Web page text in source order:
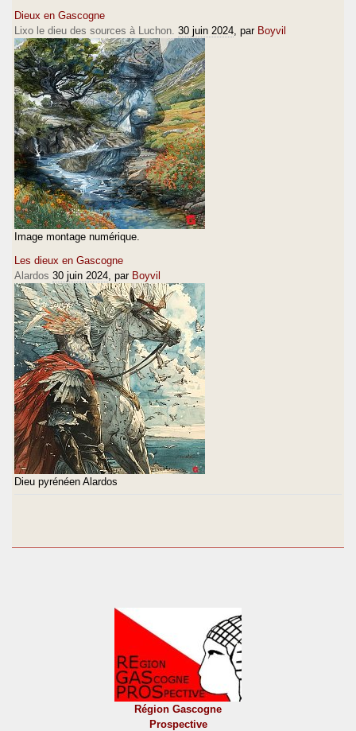
Dieux en Gascogne
Lixo le dieu des sources à Luchon. 30 juin 2024 , par Boyvil
Image montage numérique.
Les dieux en Gascogne
Alardos 30 juin 2024 , par Boyvil
Dieu pyrénéen Alardos
Région Gascogne
Prospective